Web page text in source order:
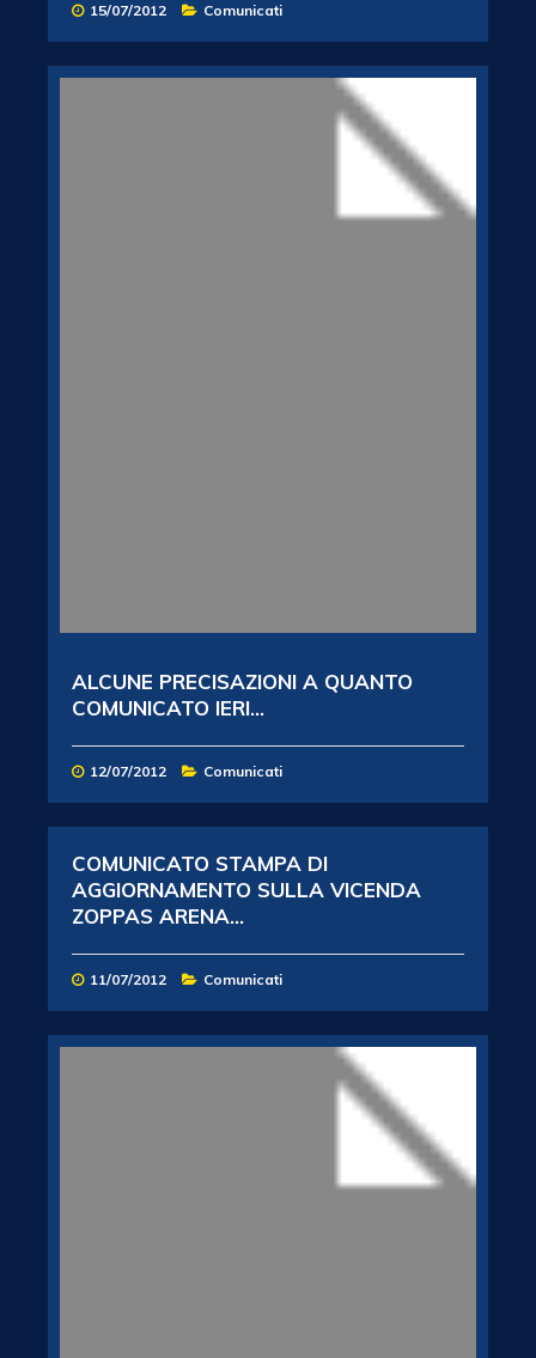
15/07/2012 Comunicati
ALCUNE PRECISAZIONI A QUANTO
COMUNICATO IERI...
12/07/2012 Comunicati
COMUNICATO STAMPA DI
AGGIORNAMENTO SULLA VICENDA
ZOPPAS ARENA...
11/07/2012 Comunicati